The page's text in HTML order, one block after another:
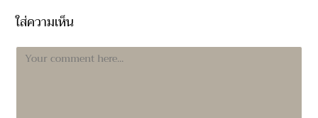
ใส่ความเห็น
Comment